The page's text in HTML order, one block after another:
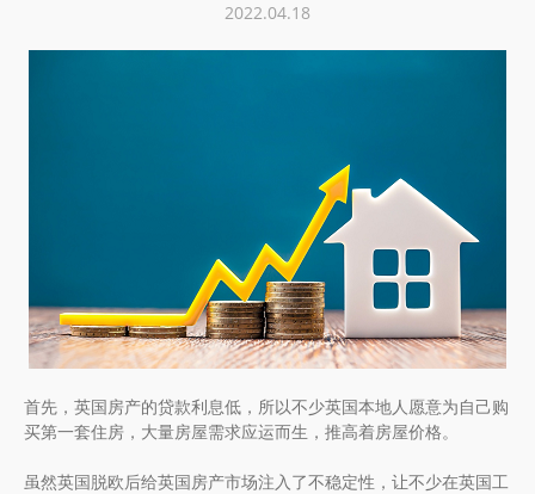
2022.04.18
首先，英国房产的贷款利息低，所以不少英国本地人愿意为自己购
买第一套住房，大量房屋需求应运而生，推高着房屋价格。
虽然英国脱欧后给英国房产市场注入了不稳定性，让不少在英国工